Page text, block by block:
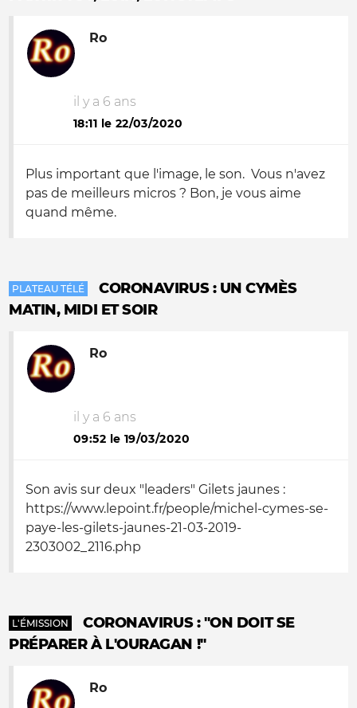
Ro
il y a 6 ans
18:11 le 22/03/2020
Plus important que l'image, le son. Vous n'avez
pas de meilleurs micros ? Bon, je vous aime
quand même.
PLATEAU TÉLÉ
CORONAVIRUS : UN CYMÈS
MATIN, MIDI ET SOIR
Ro
il y a 6 ans
09:52 le 19/03/2020
Son avis sur deux "leaders" Gilets jaunes :
https://www.lepoint.fr/people/michel-cymes-se-
paye-les-gilets-jaunes-21-03-2019-
2303002_2116.php
L'ÉMISSION
CORONAVIRUS : "ON DOIT SE
PRÉPARER À L'OURAGAN !"
Ro